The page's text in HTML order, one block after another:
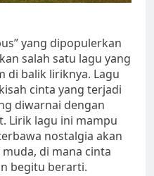
yang dipopulerkan
salah satu lagu yang
di balik liriknya. Lagu
cinta yang terjadi
diwarnai dengan
Lirik lagu ini mampu
nostalgia akan
di mana cinta
begitu berarti.